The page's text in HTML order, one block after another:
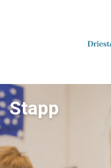
Stapp